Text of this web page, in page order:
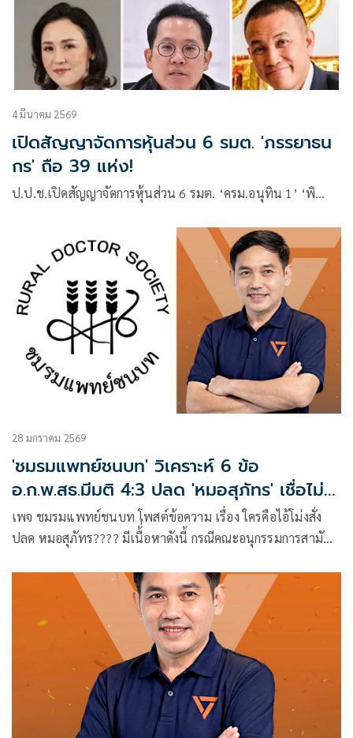
4 มีนาคม 2569
เปิดสัญญาจัดการหุ้นส่วน 6 รมต. 'ภรรยาธน
กร' ถือ 39 แห่ง!
ป.ป.ช.เปิดสัญญาจัดการหุ้นส่วน 6 รมต. ‘ครม.อนุทิน 1’ ‘พิ…
28 มกราคม 2569
'ชมรมแพทย์ชนบท' วิเคราะห์ 6 ข้อ
อ.ก.พ.สธ.มีมติ 4:3 ปลด 'หมอสุภัทร' เชื่อไม่
จบแค่รมว.สธ.
เพจ ชมรมแพทย์ชนบท โพสต์ข้อความ เรื่อง ใครคือไอ้โม่งสั่ง
ปลด หมอสุภัทร???? มีเนื้่อหาดังนี้ ​กรณีคณะอนุกรรมการสามัญ
แพทย์สุภัทร ฮาสุวรรณกิจ